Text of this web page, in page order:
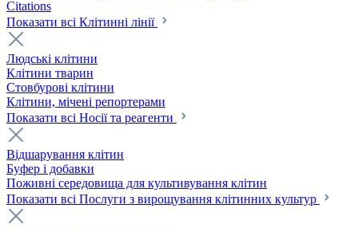
Citations
Показати всі Клітинні лінії
Людські клітини
Клітини тварин
Стовбурові клітини
Клітини, мічені репортерами
Показати всі Носії та реагенти
Відшарування клітин
Буфер і добавки
Поживні середовища для культивування клітин
Показати всі Послуги з вирощування клітинних культур